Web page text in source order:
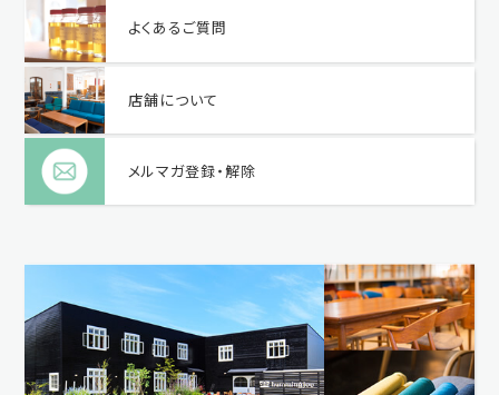
よくあるご質問
店舗について
メルマガ登録・解除